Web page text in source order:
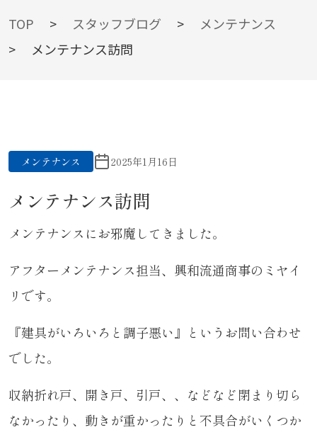
BLOG
TOP > スタッフブログ >
メンテナンス
>
メンテナンス訪問
メンテナンス 2025年1月16日
メンテナンス訪問
メンテナンスにお邪魔してきました。
アフターメンテナンス担当、興和流通商事のミヤイ
リです。
『建具がいろいろと調子悪い』というお問い合わせ
でした。
収納折れ戸、開き戸、引戸、、などなど閉まり切ら
なかったり、動きが重かったりと不具合がいくつか